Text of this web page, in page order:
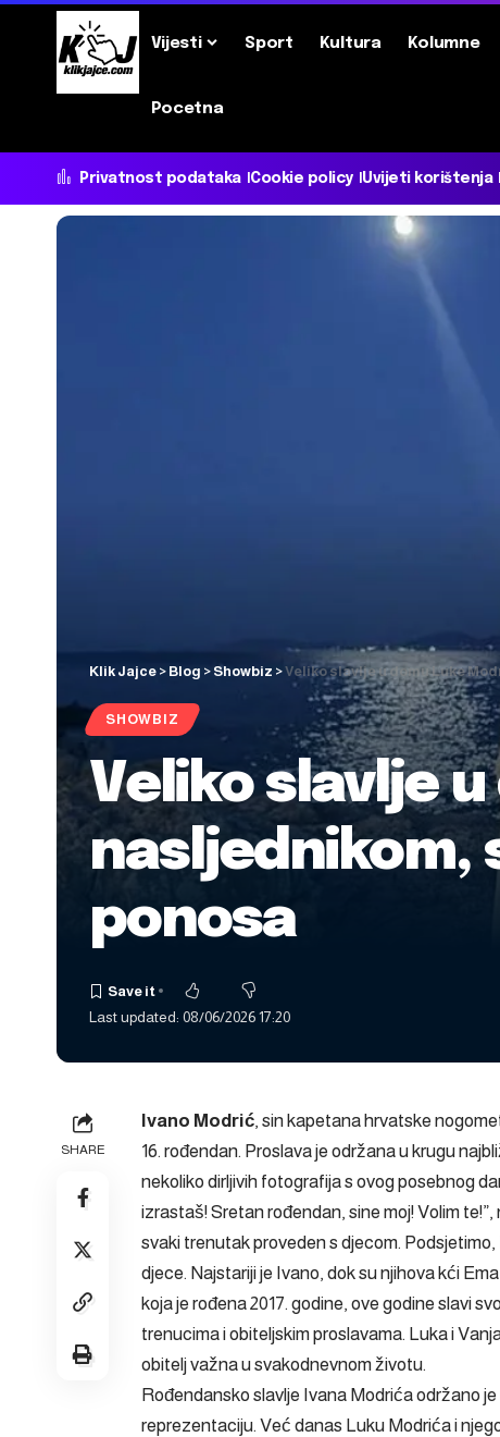
Vijesti Sport Kultura Kolumne
Pocetna
Privatnost podataka Cookie policy Uvijeti korištenja
Klik Jajce > Blog > Showbiz >Veliko slavlje u domu Luke
SHOWBIZ
Veliko slavlje
nasljednikom,
ponosa
Last updated: 08/06/2026 17:20
SHARE
Ivano Modrić, sin kapetana hrvatske
16. rođendan. Proslava je održana u krugu
nekoliko dirljivih fotografija s ovog posebnog
izrastaš! Sretan rođendan, sine moj! Volim
svaki trenutak proveden s djecom.
djece. Najstariji je Ivano, dok su njihova kći
koja je rođena 2017. godine, ove godine slavi
trenucima i obiteljskim proslavama. Luka i
obitelj važna u svakodnevnom životu.
Rođendansko slavlje Ivana Modrića održano
reprezentaciju. Već danas Luku Modrića i